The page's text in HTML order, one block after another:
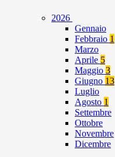
2026
Gennaio
Febbraio 1
Marzo
Aprile 5
Maggio 3
Giugno 13
Luglio
Agosto 1
Settembre
Ottobre
Novembre
Dicembre